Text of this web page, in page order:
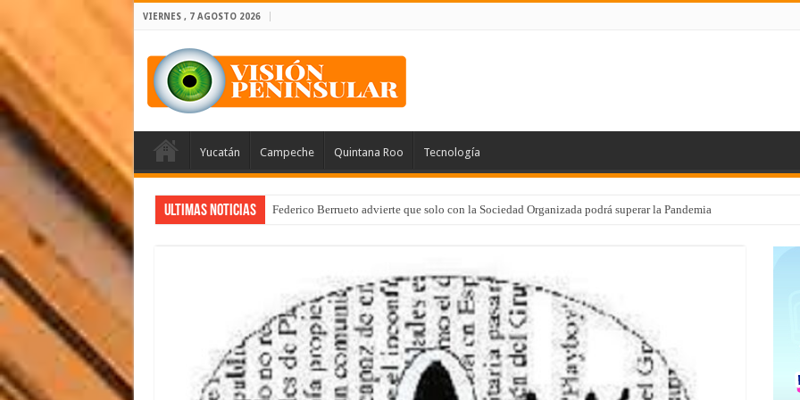
VIERNES , 7 AGOSTO 2026
Yucatán Campeche Quintana Roo Tecnología
Ultimas Noticias Federico Berrueto advierte que solo con la Sociedad Organizada podrá superar la Pandemia